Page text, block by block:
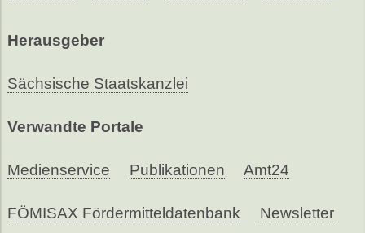
Herausgeber
Sächsische Staatskanzlei
Verwandte Portale
Medienservice Publikationen Amt24
FÖMISAX Fördermitteldatenbank Newsletter